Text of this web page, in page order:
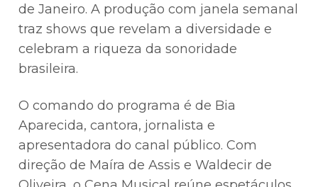
de Janeiro. A produção com janela semanal
traz shows que revelam a diversidade e
celebram a riqueza da sonoridade
brasileira.
O comando do programa é de Bia
Aparecida, cantora, jornalista e
apresentadora do canal público. Com
direção de Maíra de Assis e Waldecir de